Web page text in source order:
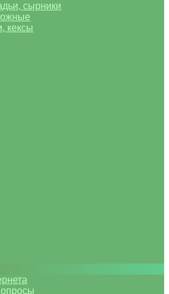
сырники
кексы